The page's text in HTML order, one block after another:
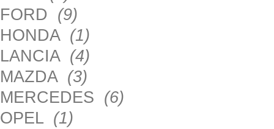
FORD (9)
HONDA (1)
LANCIA (4)
MAZDA (3)
MERCEDES (6)
OPEL (1)